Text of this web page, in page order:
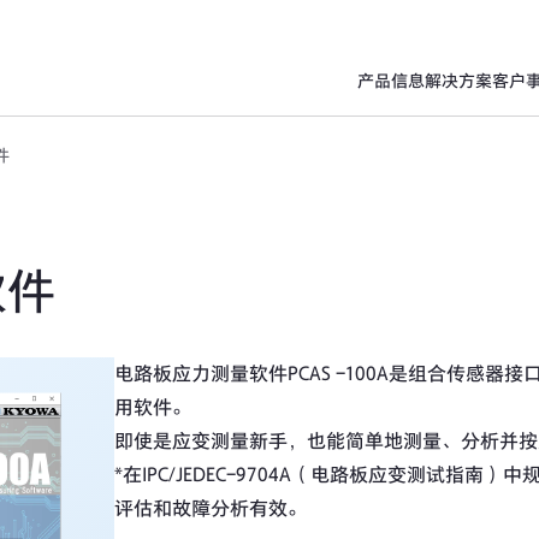
产品信息解决方案客户
电路板应力测量软件PCAS -100A是组合传感器接
用软件。
即使是应变测量新手，也能简单地测量、分析并
*在IPC/JEDEC-9704A（电路板应变测试指南）
评估和故障分析有效。